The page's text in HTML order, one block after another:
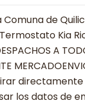
Comuna de
Kia
A
Retirar
los datos de